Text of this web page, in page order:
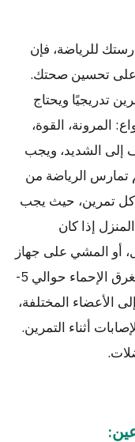
للرياضة، فإن
على تحسين صحتك.
تدريجيًا ويحتاج
يتم تقسيم التمارين إلى 3 أنواع: المرونة، القوة،
إلى الشديد، ويجب
تمارس الرياضة من
كل تمرين، حيث يجب
إذا كان
أو المشي على جهاز
المشي، أو ركوب الدراجة. عادةً ما يستغرق الإحماء حوالي 5-
الأعضاء المختلفة،
أثناء التمرين.